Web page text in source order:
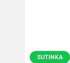
SUTINKA